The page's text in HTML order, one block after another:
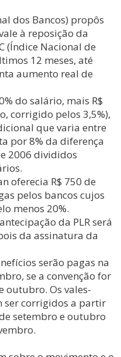
dos Bancos) propôs
à reposição da
(Índice Nacional de
12 meses, até
aumento real de
do salário, mais R$
corrigido pelos 3,5%),
que varia entre
por 8% da diferença
2006 divididos
oferecia R$ 750 de
pelos bancos cujos
menos 20%.
da PLR será
da assinatura da
serão pagas na
se a convenção for
outubro. Os vales-
ser corrigidos a partir
setembro e outubro